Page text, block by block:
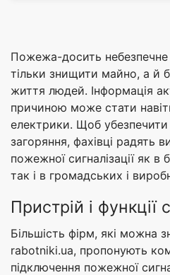
Пожежа-досить
тільки знищити майно, а й
життя людей. Інформація
причиною може стати
електрики. Щоб убезпечити
загоряння, фахівці радять
пожежної сигналізації як в
так і в громадських і
Пристрій і функції
Більшість фірм, які можна
rabotniki.ua, пропонують
підключення пожежної